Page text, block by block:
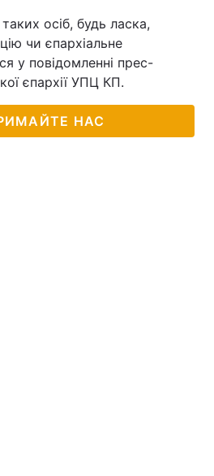
осіб, будь ласка,
чи єпархіальне
у повідомленні прес-
єпархії УПЦ КП.
НАС